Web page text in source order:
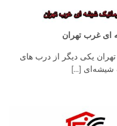
تهران
دیگر از درب های
[...]